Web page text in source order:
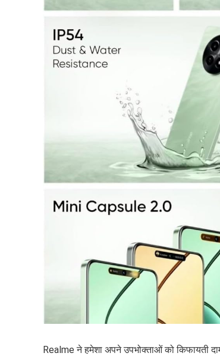
Realme ने हमेशा अपने उपभोक्ताओं को किफायती